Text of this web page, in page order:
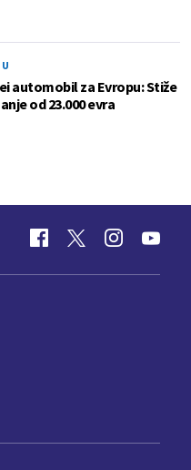
automobil za Evropu: Stiže
od 23.000 evra